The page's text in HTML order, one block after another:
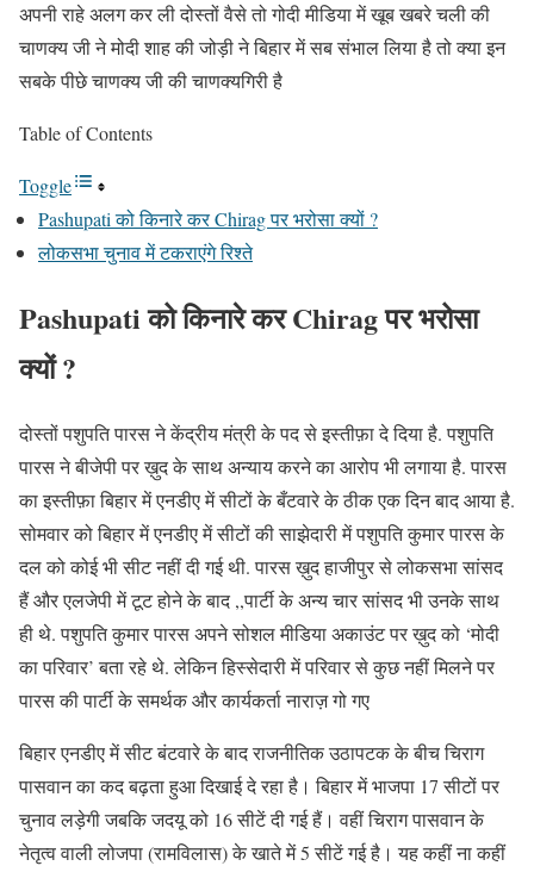
अपनी राहे अलग कर ली दोस्तों वैसे तो गोदी मीडिया में खूब खबरे चली की
चाणक्य जी ने मोदी शाह की जोड़ी ने बिहार में सब संभाल लिया है तो क्या इन
सबके पीछे चाणक्य जी की चाणक्यगिरी है
Table of Contents
Toggle
Pashupati को किनारे कर Chirag पर भरोसा क्यों ?
लोकसभा चुनाव में टकराएंगे रिश्ते
Pashupati को किनारे कर Chirag पर भरोसा
क्यों ?
दोस्तों पशुपति पारस ने केंद्रीय मंत्री के पद से इस्तीफ़ा दे दिया है. पशुपति
पारस ने बीजेपी पर ख़ुद के साथ अन्याय करने का आरोप भी लगाया है. पारस
का इस्तीफ़ा बिहार में एनडीए में सीटों के बँटवारे के ठीक एक दिन बाद आया है.
सोमवार को बिहार में एनडीए में सीटों की साझेदारी में पशुपति कुमार पारस के
दल को कोई भी सीट नहीं दी गई थी. पारस ख़ुद हाजीपुर से लोकसभा सांसद
हैं और एलजेपी में टूट होने के बाद ,,पार्टी के अन्य चार सांसद भी उनके साथ
ही थे. पशुपति कुमार पारस अपने सोशल मीडिया अकाउंट पर ख़ुद को ‘मोदी
का परिवार’ बता रहे थे. लेकिन हिस्सेदारी में परिवार से कुछ नहीं मिलने पर
पारस की पार्टी के समर्थक और कार्यकर्ता नाराज़ गो गए
बिहार एनडीए में सीट बंटवारे के बाद राजनीतिक उठापटक के बीच चिराग
पासवान का कद बढ़ता हुआ दिखाई दे रहा है। बिहार में भाजपा 17 सीटों पर
चुनाव लड़ेगी जबकि जदयू को 16 सीटें दी गई हैं। वहीं चिराग पासवान के
नेतृत्व वाली लोजपा (रामविलास) के खाते में 5 सीटें गई है। यह कहीं ना कहीं